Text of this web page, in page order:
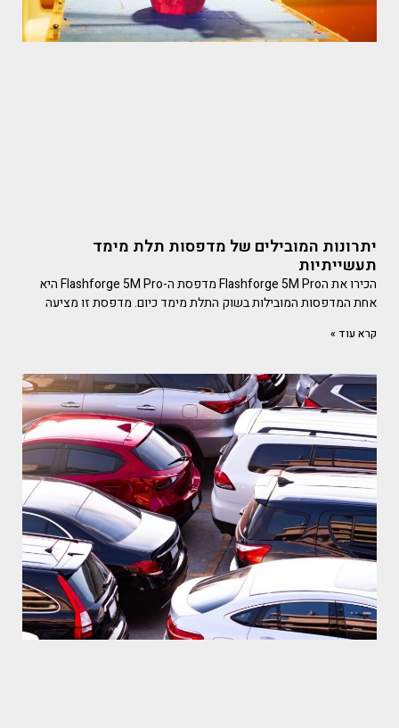
יתרונות המובילים של מדפסות תלת מימד
תעשייתיות
הכירו את הFlashforge 5M Pro מדפסת ה-Flashforge 5M Pro היא
אחת המדפסות המובילות בשוק התלת מימד כיום. מדפסת זו מציעה
קרא עוד »